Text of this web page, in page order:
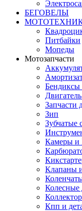
БЕГОВЕЛЫ
Питбайки
Мопеды
Мотозапчасти
Запчасти
Зип
Зубчатые
Камеры
Клапаны
Колесные
Кпп и